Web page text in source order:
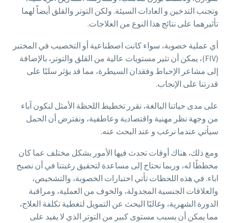
وتجنب التدخين و العادات السيئة. ولكن التوتر والقلق أيضاً لهما
تأثيرهما على نتائج هذا النوع من العلاجات.
أي عملية خصوبة، سواء كانت اصطناعية أو التخصيب في المختبر
(FIV)، يمكن أن تثير مستويات عالية من القلق والتوتر، بالإضافة
إلى مشاعر الإحباط وفقدان السيطرة، مما قد يؤثر سلبًا على
قدرتنا على الإنجاب.
على مدى حياتنا البالغة، نقرر تخطيط اللحظة الأمثل لنكون آباء
من وجهة نظر مهنية واقتصادية وعاطفية، ونفترض أن الحمل
سيأتي عندما نرغب و عند البحث عنه.
ومع ذلك، هناك أوقات تحدث فيها الأمور بشكل مختلف عما كان
مخططًا له، وربما نحتاج إلى مساعدة لتحقيق رغبتنا في أن نصبح
اباء. في هذه اللحظات تأتي اختبارات الخصوبة، والتشخيص،
والعلاقات الجنسية المجدولة، والخوف من العملية، ومراقبة
الدورة الشهرية، وغالبًا البحث عن التمويل لتغطية تكلفة العلاج،
مما يمكن أن يسبب مستوى كبير من التوتر الذي لا يفيد على